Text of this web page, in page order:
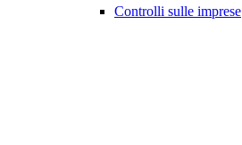
Controlli sulle imprese